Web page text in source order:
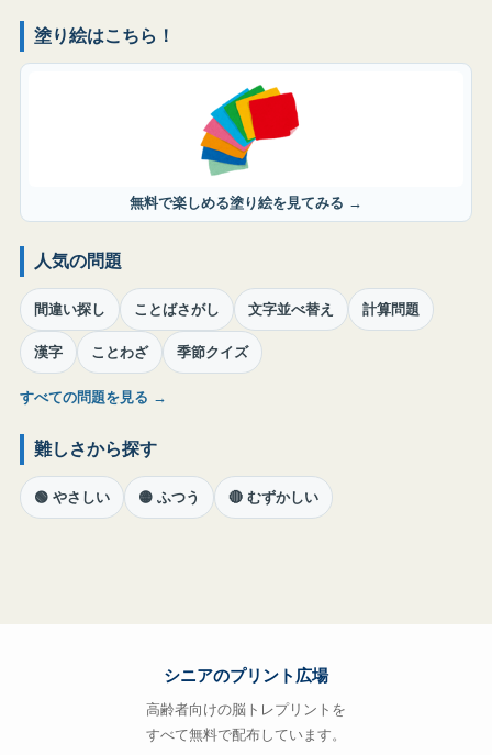
塗り絵はこちら！
無料で楽しめる塗り絵を見てみる →
人気の問題
間違い探し ことばさがし 文字並べ替え 計算問題
漢字 ことわざ 季節クイズ
すべての問題を見る →
難しさから探す
🟢 やさしい 🟡 ふつう 🔴 むずかしい
シニアのプリント広場
高齢者向けの脳トレプリントを
すべて無料で配布しています。